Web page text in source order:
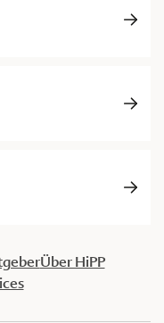
Über HiPP